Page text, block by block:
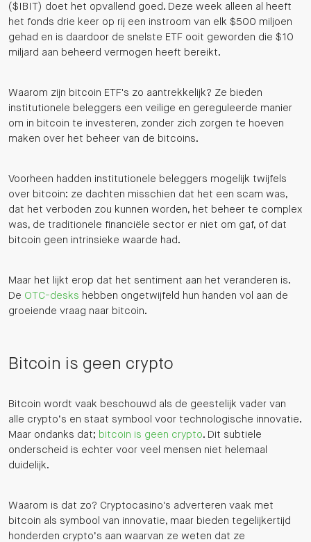
($IBIT) doet het opvallend goed. Deze week alleen al heeft
het fonds drie keer op rij een instroom van elk $500 miljoen
gehad en is daardoor de snelste ETF ooit geworden die $10
miljard aan beheerd vermogen heeft bereikt.
Waarom zijn bitcoin ETF's zo aantrekkelijk? Ze bieden
institutionele beleggers een veilige en gereguleerde manier
om in bitcoin te investeren, zonder zich zorgen te hoeven
maken over het beheer van de bitcoins.
Voorheen hadden institutionele beleggers mogelijk twijfels
over bitcoin: ze dachten misschien dat het een scam was,
dat het verboden zou kunnen worden, het beheer te complex
was, de traditionele financiële sector er niet om gaf, of dat
bitcoin geen intrinsieke waarde had.
Maar het lijkt erop dat het sentiment aan het veranderen is.
De OTC-desks hebben ongetwijfeld hun handen vol aan de
groeiende vraag naar bitcoin.
Bitcoin is geen crypto
Bitcoin wordt vaak beschouwd als de geestelijk vader van
alle crypto’s en staat symbool voor technologische innovatie.
Maar ondanks dat; bitcoin is geen crypto. Dit subtiele
onderscheid is echter voor veel mensen niet helemaal
duidelijk.
Waarom is dat zo? Cryptocasino's adverteren vaak met
bitcoin als symbool van innovatie, maar bieden tegelijkertijd
honderden crypto’s aan waarvan ze weten dat ze